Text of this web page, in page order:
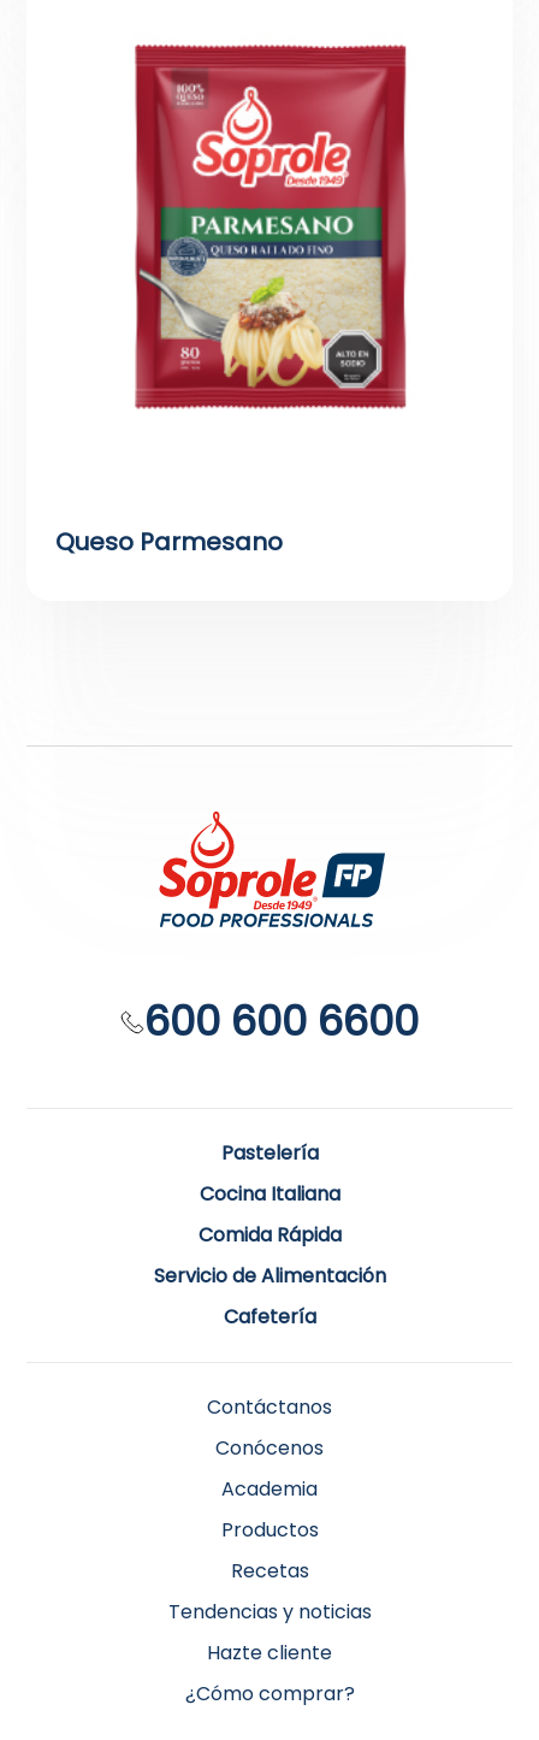
Queso Parmesano
600 600 6600
Pastelería
Cocina Italiana
Comida Rápida
Servicio de Alimentación
Cafetería
Contáctanos
Conócenos
Academia
Productos
Recetas
Tendencias y noticias
Hazte cliente
¿Cómo comprar?